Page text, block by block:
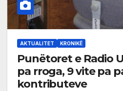
AKTUALITET KRONIKË
Punëtoret e Radio
pa rroga, 9 vite pa
kontributeve